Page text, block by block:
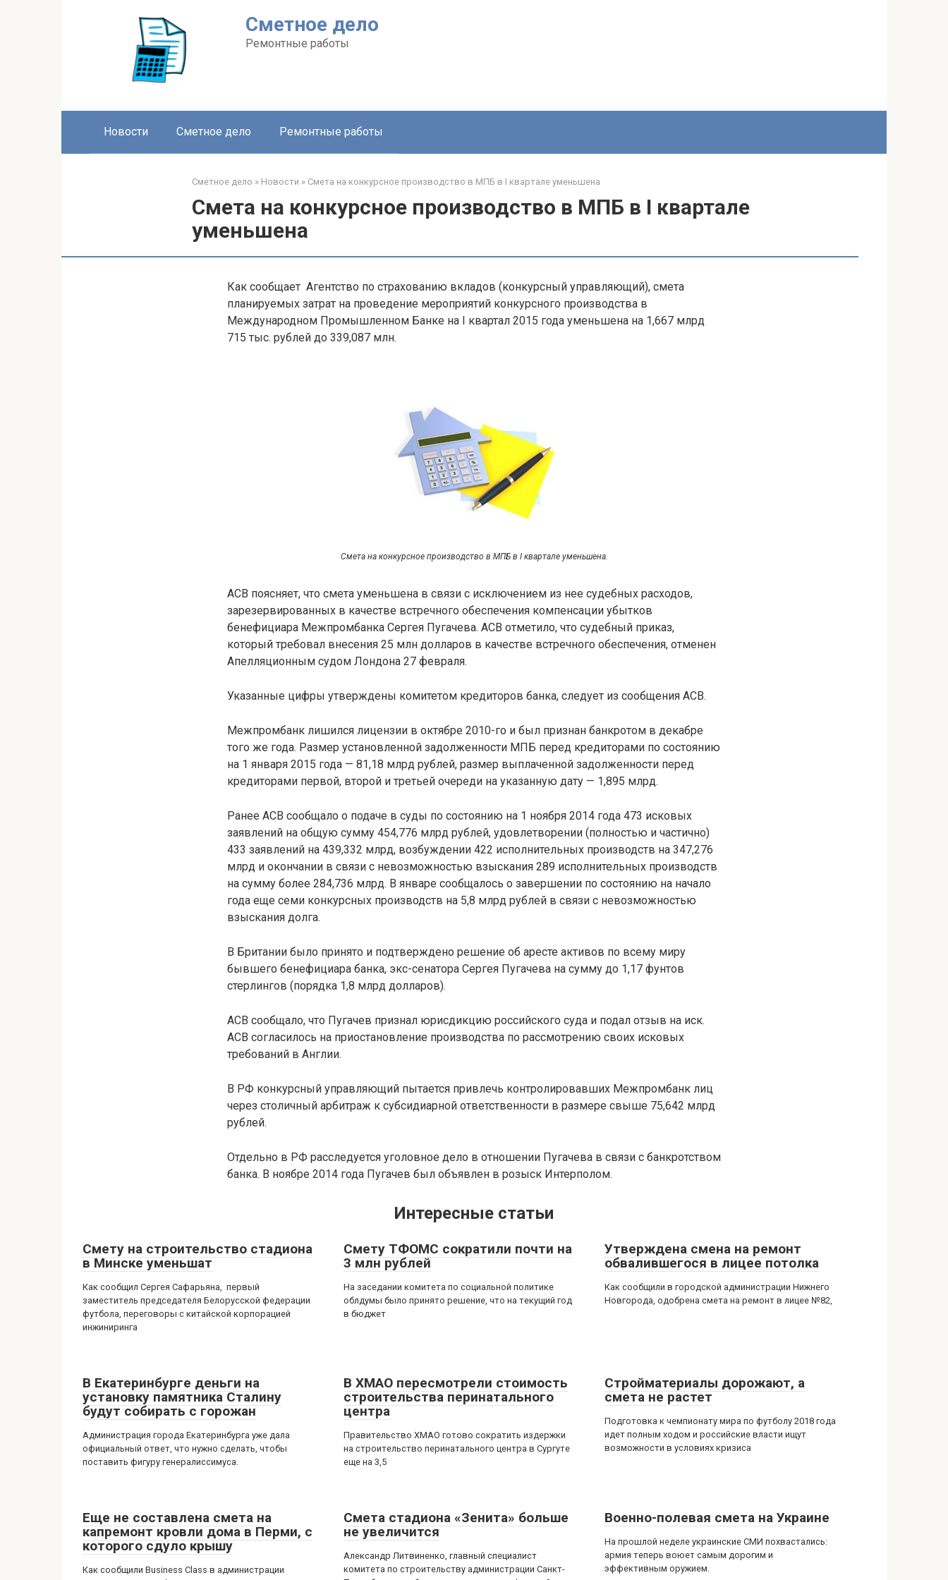
Сметное дело
Ремонтные работы
Новости Сметное дело Ремонтные работы
Сметное дело » Новости » Смета на конкурсное производство в МПБ в I квартале уменьшена
Смета на конкурсное производство в МПБ в I квартале
уменьшена
Как сообщает Агентство по страхованию вкладов (конкурсный управляющий), смета
планируемых затрат на проведение мероприятий конкурсного производства в
Международном Промышленном Банке на I квартал 2015 года уменьшена на 1,667 млрд
715 тыс. рублей до 339,087 млн.
Смета на конкурсное производство в МПБ в I квартале уменьшена.
АСВ поясняет, что смета уменьшена в связи с исключением из нее судебных расходов,
зарезервированных в качестве встречного обеспечения компенсации убытков
бенефициара Межпромбанка Сергея Пугачева. АСВ отметило, что судебный приказ,
который требовал внесения 25 млн долларов в качестве встречного обеспечения, отменен
Апелляционным судом Лондона 27 февраля.
Указанные цифры утверждены комитетом кредиторов банка, следует из сообщения АСВ.
Межпромбанк лишился лицензии в октябре 2010-го и был признан банкротом в декабре
того же года. Размер установленной задолженности МПБ перед кредиторами по состоянию
на 1 января 2015 года — 81,18 млрд рублей, размер выплаченной задолженности перед
кредиторами первой, второй и третьей очереди на указанную дату — 1,895 млрд.
Ранее АСВ сообщало о подаче в суды по состоянию на 1 ноября 2014 года 473 исковых
заявлений на общую сумму 454,776 млрд рублей, удовлетворении (полностью и частично)
433 заявлений на 439,332 млрд, возбуждении 422 исполнительных производств на 347,276
млрд и окончании в связи с невозможностью взыскания 289 исполнительных производств
на сумму более 284,736 млрд. В январе сообщалось о завершении по состоянию на начало
года еще семи конкурсных производств на 5,8 млрд рублей в связи с невозможностью
взыскания долга.
В Британии было принято и подтверждено решение об аресте активов по всему миру
бывшего бенефициара банка, экс-сенатора Сергея Пугачева на сумму до 1,17 фунтов
стерлингов (порядка 1,8 млрд долларов).
АСВ сообщало, что Пугачев признал юрисдикцию российского суда и подал отзыв на иск.
АСВ согласилось на приостановление производства по рассмотрению своих исковых
требований в Англии.
В РФ конкурсный управляющий пытается привлечь контролировавших Межпромбанк лиц
через столичный арбитраж к субсидиарной ответственности в размере свыше 75,642 млрд
рублей.
Отдельно в РФ расследуется уголовное дело в отношении Пугачева в связи с банкротством
банка. В ноябре 2014 года Пугачев был объявлен в розыск Интерполом.
Интересные статьи
Смету на строительство стадиона
в Минске уменьшат
Как сообщил Сергея Сафарьяна, первый
заместитель председателя Белорусской федерации
футбола, переговоры с китайской корпорацией
инжиниринга
Смету ТФОМС сократили почти на
3 млн рублей
На заседании комитета по социальной политике
облдумы было принято решение, что на текущий год
в бюджет
Утверждена смена на ремонт
обвалившегося в лицее потолка
Как сообщили в городской администрации Нижнего
Новгорода, одобрена смета на ремонт в лицее №82,
В Екатеринбурге деньги на
установку памятника Сталину
будут собирать с горожан
Администрация города Екатеринбурга уже дала
официальный ответ, что нужно сделать, чтобы
поставить фигуру генералиссимуса.
В ХМАО пересмотрели стоимость
строительства перинатального
центра
Правительство ХМАО готово сократить издержки
на строительство перинатального центра в Сургуте
еще на 3,5
Стройматериалы дорожают, а
смета не растет
Подготовка к чемпионату мира по футболу 2018 года
идет полным ходом и российские власти ищут
возможности в условиях кризиса
Еще не составлена смета на
капремонт кровли дома в Перми, с
которого сдуло крышу
Как сообщили Business Class в администрации
Смета стадиона «Зенита» больше
не увеличится
Александр Литвиненко, главный специалист
комитета по строительству администрации Санкт-
Военно-полевая смета на Украине
На прошлой неделе украинские СМИ похвастались:
армия теперь воюет самым дорогим и
эффективным оружием.